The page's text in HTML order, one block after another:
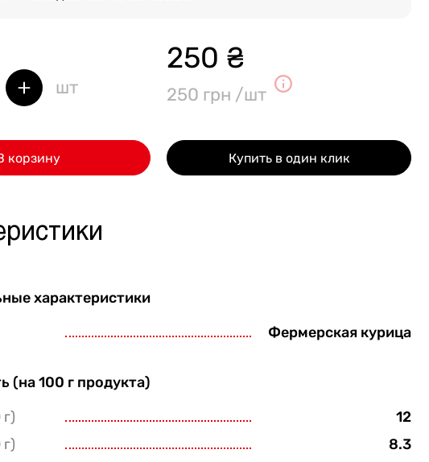
шт
250 ₴
250 грн /шт
корзину Купить в один клик
характеристики
Фермерская курица
(на 100 г продукта)
12
8.3